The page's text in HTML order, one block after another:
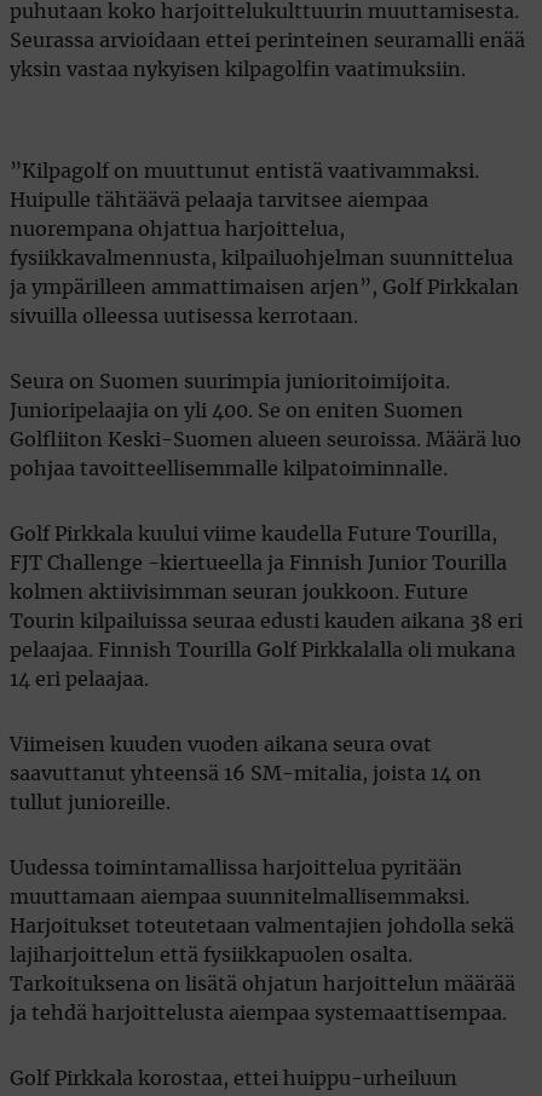
puhutaan koko harjoittelukulttuurin muuttamisesta.
Seurassa arvioidaan ettei perinteinen seuramalli enää
yksin vastaa nykyisen kilpagolfin vaatimuksiin.
”Kilpagolf on muuttunut entistä vaativammaksi.
Huipulle tähtäävä pelaaja tarvitsee aiempaa
nuorempana ohjattua harjoittelua,
fysiikkavalmennusta, kilpailuohjelman suunnittelua
ja ympärilleen ammattimaisen arjen”, Golf Pirkkalan
sivuilla olleessa uutisessa kerrotaan.
Seura on Suomen suurimpia junioritoimijoita.
Junioripelaajia on yli 400. Se on eniten Suomen
Golfliiton Keski-Suomen alueen seuroissa. Määrä luo
pohjaa tavoitteellisemmalle kilpatoiminnalle.
Golf Pirkkala kuului viime kaudella Future Tourilla,
FJT Challenge -kiertueella ja Finnish Junior Tourilla
kolmen aktiivisimman seuran joukkoon. Future
Tourin kilpailuissa seuraa edusti kauden aikana 38 eri
pelaajaa. Finnish Tourilla Golf Pirkkalalla oli mukana
14 eri pelaajaa.
Viimeisen kuuden vuoden aikana seura ovat
saavuttanut yhteensä 16 SM-mitalia, joista 14 on
tullut junioreille.
Uudessa toimintamallissa harjoittelua pyritään
muuttamaan aiempaa suunnitelmallisemmaksi.
Harjoitukset toteutetaan valmentajien johdolla sekä
lajiharjoittelun että fysiikkapuolen osalta.
Tarkoituksena on lisätä ohjatun harjoittelun määrää
ja tehdä harjoittelusta aiempaa systemaattisempaa.
Golf Pirkkala korostaa, ettei huippu-urheiluun